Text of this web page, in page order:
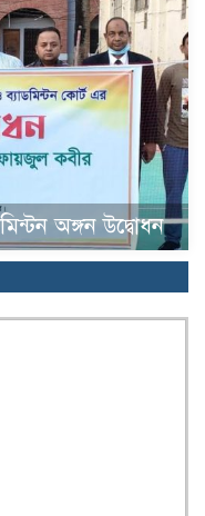
অঙ্গন উদ্বোধন